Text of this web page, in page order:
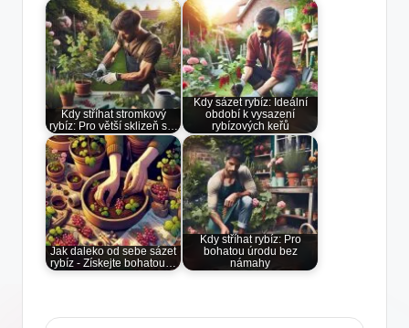
Kdy stříhat stromkový
rybíz: Pro větší sklizeň s…
Kdy sázet rybíz: Ideální
období k vysazení
rybízových keřů
Jak daleko od sebe sázet
rybíz - Získejte bohatou…
Kdy stříhat rybíz: Pro
bohatou úrodu bez
námahy